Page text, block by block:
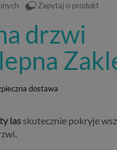
Zapytaj o produkt
drzwi
dostawa
las skutecznie pokryje